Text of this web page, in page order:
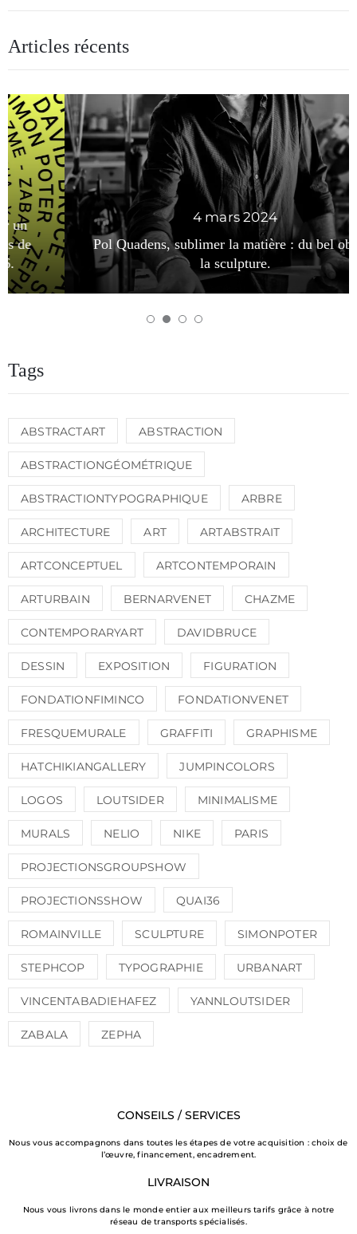
Articles récents
4 mars 2024
Pol Quadens, sublimer la matière : du bel objet à
la sculpture.
Tags
ABSTRACTART ABSTRACTION
ABSTRACTIONGÉOMÉTRIQUE
ABSTRACTIONTYPOGRAPHIQUE ARBRE
ARCHITECTURE ART ARTABSTRAIT
ARTCONCEPTUEL ARTCONTEMPORAIN
ARTURBAIN BERNARVENET CHAZME
CONTEMPORARYART DAVIDBRUCE
DESSIN EXPOSITION FIGURATION
FONDATIONFIMINCO FONDATIONVENET
FRESQUEMURALE GRAFFITI GRAPHISME
HATCHIKIANGALLERY JUMPINCOLORS
LOGOS LOUTSIDER MINIMALISME
MURALS NELIO NIKE PARIS
PROJECTIONSGROUPSHOW
PROJECTIONSSHOW QUAI36
ROMAINVILLE SCULPTURE SIMONPOTER
STEPHCOP TYPOGRAPHIE URBANART
VINCENTABADIEHAFEZ YANNLOUTSIDER
ZABALA ZEPHA
CONSEILS / SERVICES
Nous vous accompagnons dans toutes les étapes de votre acquisition : choix de
l’œuvre, financement, encadrement.
LIVRAISON
Nous vous livrons dans le monde entier aux meilleurs tarifs grâce à notre
réseau de transports spécialisés.